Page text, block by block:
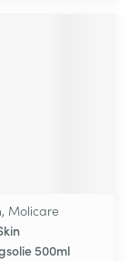
Molicare
500ml